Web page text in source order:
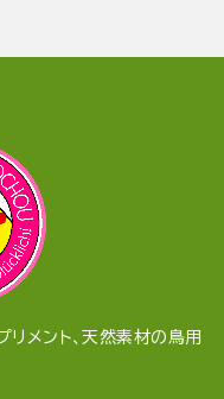
リメント、天然素材の鳥用